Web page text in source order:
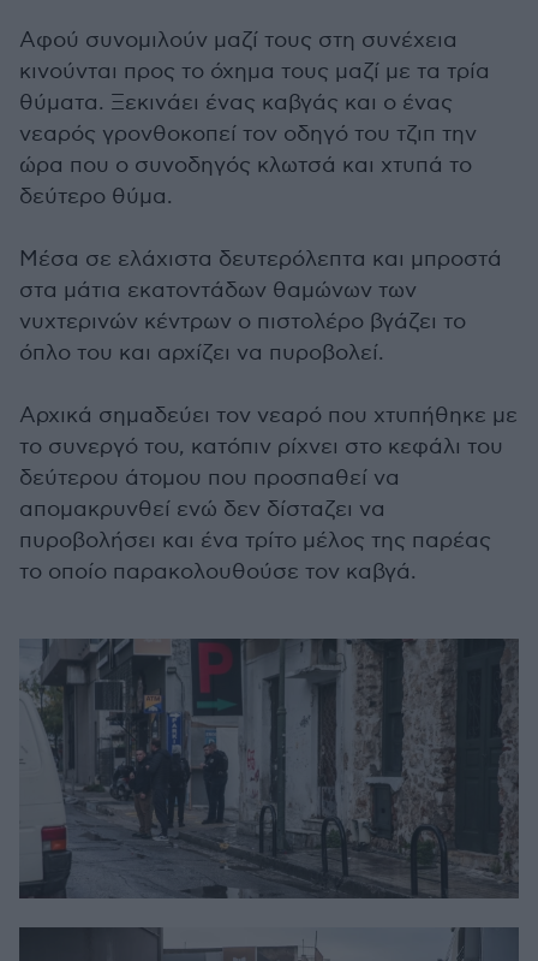
41
seconds
Αφού συνομιλούν μαζί τους στη συνέχεια
κινούνται προς το όχημα τους μαζί με τα τρία
θύματα. Ξεκινάει ένας καβγάς και ο ένας
νεαρός γρονθοκοπεί τον οδηγό του τζιπ την
ώρα που ο συνοδηγός κλωτσά και χτυπά το
δεύτερο θύμα.
Μέσα σε ελάχιστα δευτερόλεπτα και μπροστά
στα μάτια εκατοντάδων θαμώνων των
νυχτερινών κέντρων ο πιστολέρο βγάζει το
όπλο του και αρχίζει να πυροβολεί.
Αρχικά σημαδεύει τον νεαρό που χτυπήθηκε με
το συνεργό του, κατόπιν ρίχνει στο κεφάλι του
δεύτερου άτομου που προσπαθεί να
απομακρυνθεί ενώ δεν δίσταζει να
πυροβολήσει και ένα τρίτο μέλος της παρέας
το οποίο παρακολουθούσε τον καβγά.